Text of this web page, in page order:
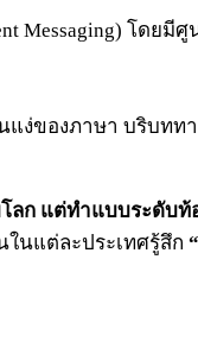
Messaging) โดยมี
แง่ของภาษา บริบท
ลก แต่ทำแบบระดับท้
นแต่ละประเทศรู้สึก